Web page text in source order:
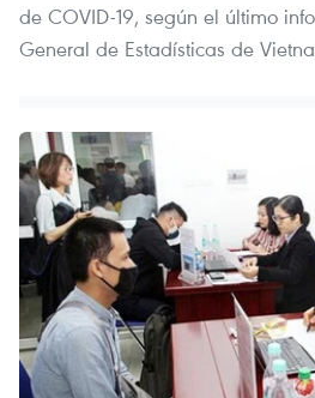
de COVID-19, según el último
General de Estadísticas de